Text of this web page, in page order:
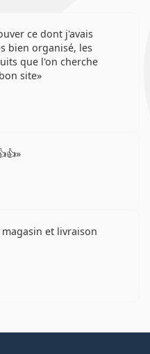
associé à la
). Grâce à leurs
conviennent
de vie actif.
la commodité des
un port journalier.
porter les lentilles
for astigmatism
Acuvue Oasys
Lisez le mode d'emploi
ce dont j'avais
bien organisé, les
que l'on cherche
site
et livraison